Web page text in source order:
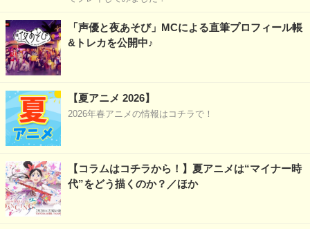
「声優と夜あそび」MCによる直筆プロフィール帳
&トレカを公開中♪
【夏アニメ 2026】
2026年春アニメの情報はコチラで！
【コラムはコチラから！】夏アニメは“マイナー時
代”をどう描くのか？／ほか